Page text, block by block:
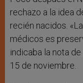
rechazo a la idea
recién nacidos.
médicos es
indicaba la nota
15 de noviembre.